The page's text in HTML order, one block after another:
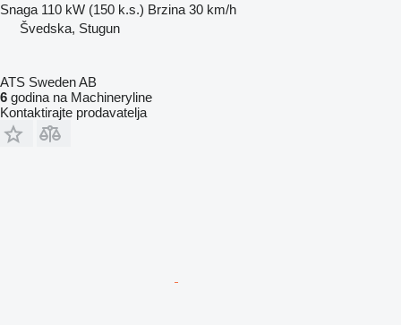
Snaga 110 kW (150 k.s.) Brzina 30 km/h
Švedska, Stugun
ATS Sweden AB
6 godina na Machineryline
Kontaktirajte prodavatelja